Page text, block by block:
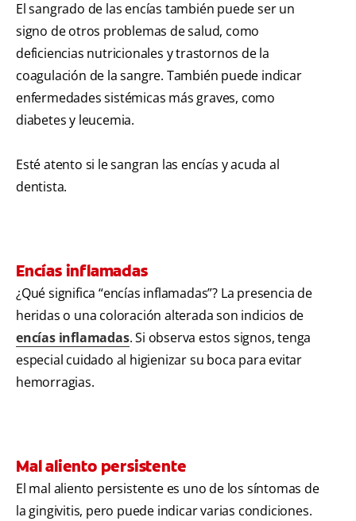
El sangrado de las encías también puede ser un
signo de otros problemas de salud, como
deficiencias nutricionales y trastornos de la
coagulación de la sangre. También puede indicar
enfermedades sistémicas más graves, como
diabetes y leucemia.
Esté atento si le sangran las encías y acuda al
dentista.
Encías inflamadas
¿Qué significa “encías inflamadas”? La presencia de
heridas o una coloración alterada son indicios de
encías inflamadas. Si observa estos signos, tenga
especial cuidado al higienizar su boca para evitar
hemorragias.
Mal aliento persistente
El mal aliento persistente es uno de los síntomas de
la gingivitis, pero puede indicar varias condiciones.